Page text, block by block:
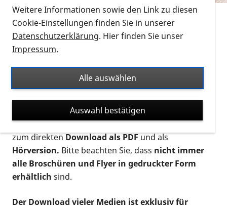
Thema Infomaterial auf der PRO RETINA-Website
für blinde und sehbehinderte Menschen an.
Auf dieser Seite finden Sie sämtliches Infomaterial
Ort. Nutzen Sie den Formatfilter, um ausschließlich
nach Flyern und Broschüren, Audios oder Videos zu
suchen. Die meisten Flyer und Broschüren werden in
verschiedenen Formaten angeboten: zur
postalischen Bestellung als gedruckte Variante
zum direktenDownload als PDFund als
Hörversion. Bitte beachten Sie, dass nicht immer
alle Broschüren und Flyer in gedruckter Form
erhältlich sind.
Der Download vieler Medien ist exklusiv für
Weitere Informationen sowie den Link zu diesen
Cookie-Einstellungen finden Sie in unserer
Datenschutzerklärung. Hier finden Sie unser
Impressum.
Alle auswählen
Auswahl bestätigen